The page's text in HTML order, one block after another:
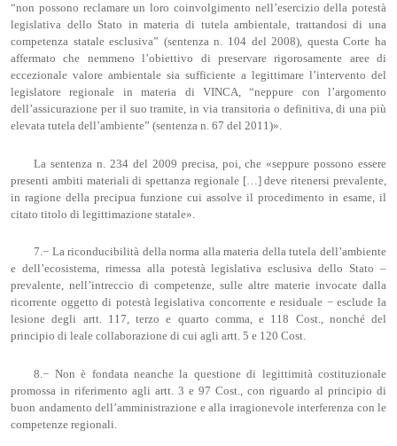
“non possono reclamare un loro coinvolgimento nell’esercizio della potestà
legislativa dello Stato in materia di tutela ambientale, trattandosi di una
competenza statale esclusiva” (sentenza n. 104 del 2008), questa Corte ha
affermato che nemmeno l’obiettivo di preservare rigorosamente aree di
eccezionale valore ambientale sia sufficiente a legittimare l’intervento del
legislatore regionale in materia di VINCA, “neppure con l’argomento
dell’assicurazione per il suo tramite, in via transitoria o definitiva, di una più
elevata tutela dell’ambiente” (sentenza n. 67 del 2011)».
La sentenza n. 234 del 2009 precisa, poi, che «seppure possono essere
presenti ambiti materiali di spettanza regionale […] deve ritenersi prevalente,
in ragione della precipua funzione cui assolve il procedimento in esame, il
citato titolo di legittimazione statale».
7.− La riconducibilità della norma alla materia della tutela dell’ambiente
e dell’ecosistema, rimessa alla potestà legislativa esclusiva dello Stato –
prevalente, nell’intreccio di competenze, sulle altre materie invocate dalla
ricorrente oggetto di potestà legislativa concorrente e residuale − esclude la
lesione degli artt. 117, terzo e quarto comma, e 118 Cost., nonché del
principio di leale collaborazione di cui agli artt. 5 e 120 Cost.
8.− Non è fondata neanche la questione di legittimità costituzionale
promossa in riferimento agli artt. 3 e 97 Cost., con riguardo al principio di
buon andamento dell’amministrazione e alla irragionevole interferenza con le
competenze regionali.